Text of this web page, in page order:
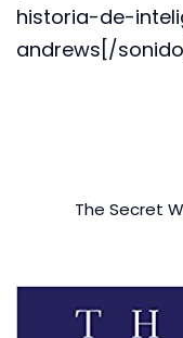
historia-de-
andrews[/sonido]
The Secret